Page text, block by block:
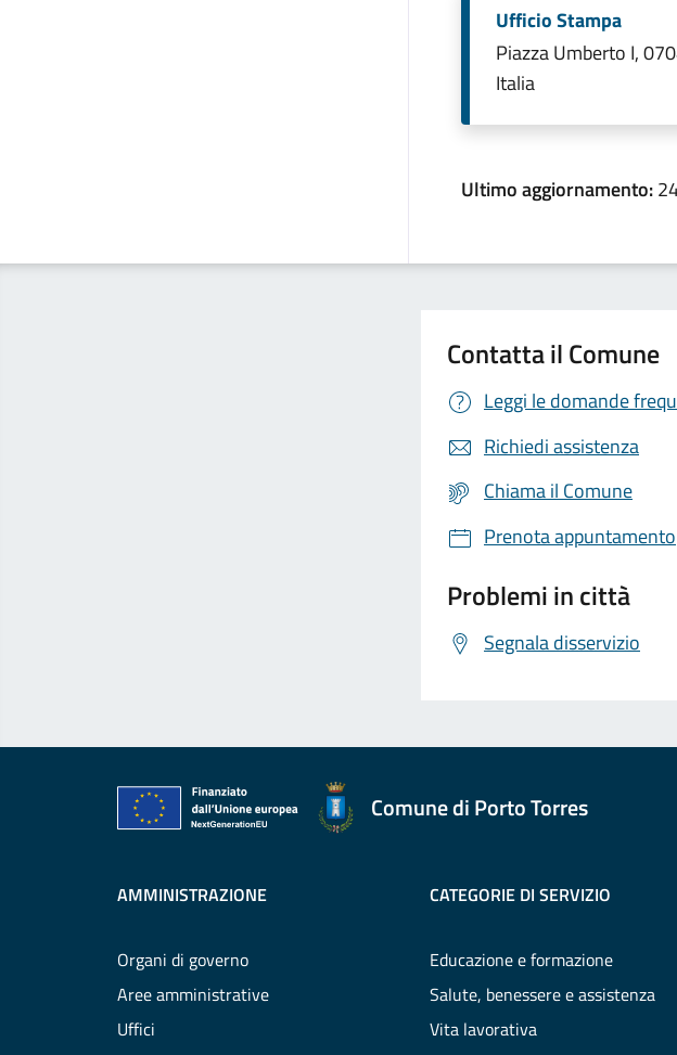
Ufficio Stampa
Piazza Umberto I,
Italia
Ultimo aggiornamento:
Contatta il Comune
Leggi le domande
Richiedi assistenza
Chiama il Comune
Prenota appuntamento
Problemi in città
Segnala disservizio
Comune di Porto Torres
AMMINISTRAZIONE
Organi di governo
Aree amministrative
Uffici
CATEGORIE DI SERVIZIO
Educazione e formazione
Salute, benessere e assistenza
Vita lavorativa